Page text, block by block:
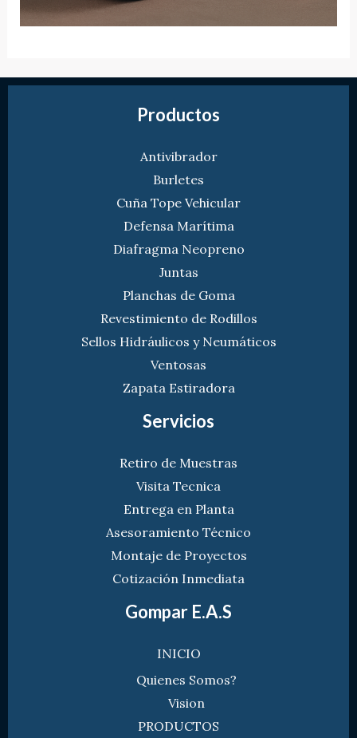
Productos
Antivibrador
Burletes
Cuña Tope Vehicular
Defensa Marítima
Diafragma Neopreno
Juntas
Planchas de Goma
Revestimiento de Rodillos
Sellos Hidráulicos y Neumáticos
Ventosas
Zapata Estiradora
Servicios
Retiro de Muestras
Visita Tecnica
Entrega en Planta
Asesoramiento Técnico
Montaje de Proyectos
Cotización Inmediata
Gompar E.A.S
INICIO
Quienes Somos?
Vision
PRODUCTOS